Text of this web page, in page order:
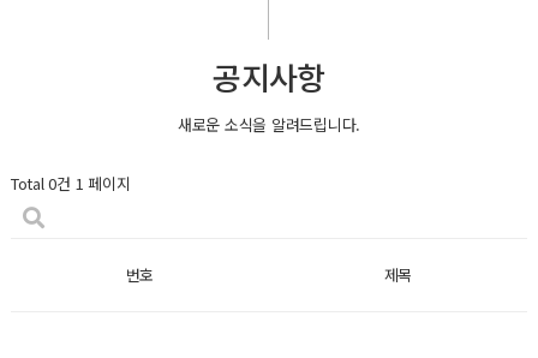
공지사항
새로운 소식을 알려드립니다.
Total 0건 1 페이지
번호 제목